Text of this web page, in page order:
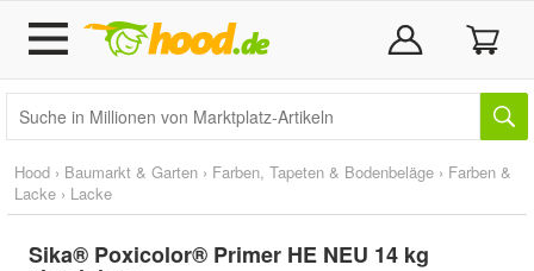
Hood › Baumarkt & Garten › Farben, Tapeten & Bodenbeläge › Farben &
Lacke › Lacke
Sika® Poxicolor® Primer HE NEU 14 kg